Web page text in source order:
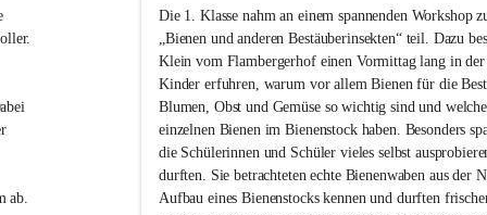
ab.
k
s
s
c
h
u
l
e
G
a
Die 1. Klasse nahm an einem spannenden Workshop
„Bienen und anderen Bestäuberinsekten“ teil. Dazu
Klein vom Flambergerhof einen Vormittag lang in
Kinder erfuhren, warum vor allem Bienen für die
Blumen, Obst und Gemüse so wichtig sind und
einzelnen Bienen im Bienenstock haben. Besonders
die Schülerinnen und Schüler vieles selbst
durften. Sie betrachteten echte Bienenwaben aus der
Aufbau eines Bienenstocks kennen und durften